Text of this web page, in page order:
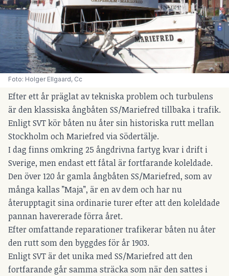
Foto: Holger Ellgaard, Cc
Efter ett år präglat av tekniska problem och turbulens
är den klassiska ångbåten SS/Mariefred tillbaka i trafik.
Enligt SVT kör båten nu åter sin historiska rutt mellan
Stockholm och Mariefred via Södertälje.
I dag finns omkring 25 ångdrivna fartyg kvar i drift i
Sverige, men endast ett fåtal är fortfarande koleldade.
Den över 120 år gamla ångbåten SS/Mariefred, som av
många kallas ”Maja”, är en av dem och har nu
återupptagit sina ordinarie turer efter att den koleldade
pannan havererade förra året.
Efter omfattande reparationer trafikerar båten nu åter
den rutt som den byggdes för år 1903.
Enligt SVT är det unika med SS/Mariefred att den
fortfarande går samma sträcka som när den sattes i